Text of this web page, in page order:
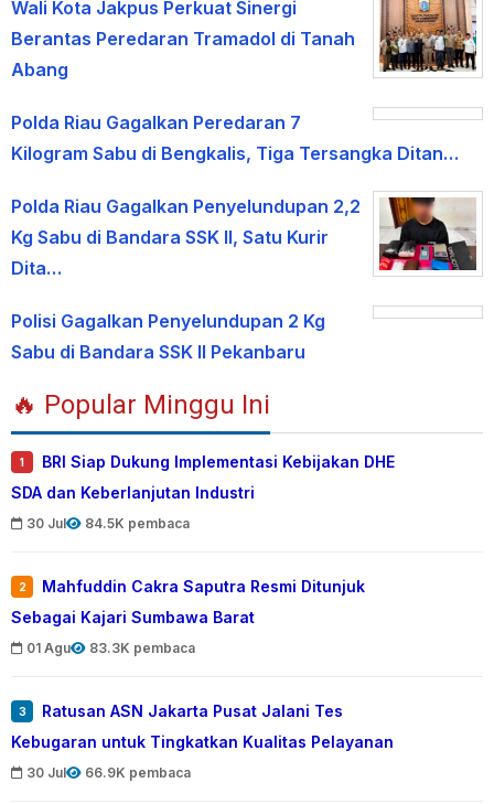
Wali Kota Jakpus Perkuat Sinergi
Berantas Peredaran Tramadol di Tanah
Abang
Polda Riau Gagalkan Peredaran 7
Kilogram Sabu di Bengkalis, Tiga Tersangka Ditan…
Polda Riau Gagalkan Penyelundupan 2,2
Kg Sabu di Bandara SSK II, Satu Kurir
Dita…
Polisi Gagalkan Penyelundupan 2 Kg
Sabu di Bandara SSK II Pekanbaru
🔥 Popular Minggu Ini
1
BRI Siap Dukung Implementasi Kebijakan DHE
SDA dan Keberlanjutan Industri
30 Jul 84.5K pembaca
2
Mahfuddin Cakra Saputra Resmi Ditunjuk
Sebagai Kajari Sumbawa Barat
01 Agu 83.3K pembaca
3
Ratusan ASN Jakarta Pusat Jalani Tes
Kebugaran untuk Tingkatkan Kualitas Pelayanan
30 Jul 66.9K pembaca